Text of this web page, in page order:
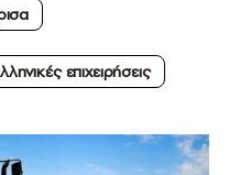
επιχειρήσεις